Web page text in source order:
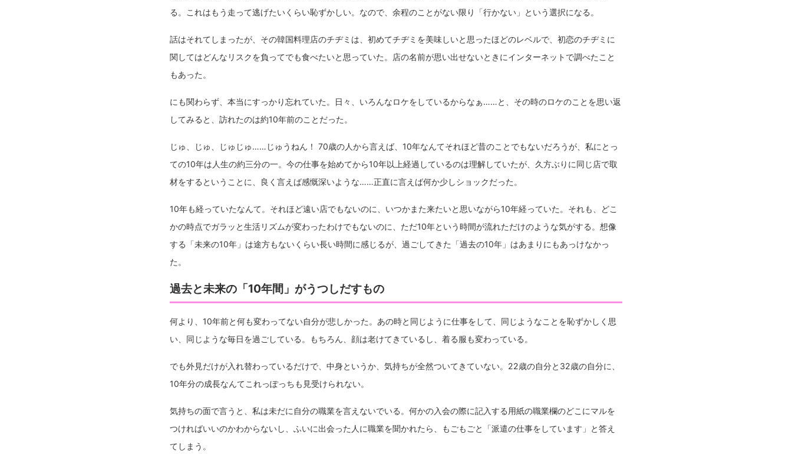
る。これはもう走って逃げたいくらい恥ずかしい。なので、余程のことがない限り「行かない」という選択になる。
話はそれてしまったが、その韓国料理店のチヂミは、初めてチヂミを美味しいと思ったほどのレベルで、初恋のチヂミに
関してはどんなリスクを負ってでも食べたいと思っていた。店の名前が思い出せないときにインターネットで調べたこと
もあった。
にも関わらず、本当にすっかり忘れていた。日々、いろんなロケをしているからなぁ……と、その時のロケのことを思い返
してみると、訪れたのは約10年前のことだった。
じゅ、じゅ、じゅじゅ……じゅうねん！ 70歳の人から言えば、10年なんてそれほど昔のことでもないだろうが、私にとっ
ての10年は人生の約三分の一。今の仕事を始めてから10年以上経過しているのは理解していたが、久方ぶりに同じ店で取
材をするということに、良く言えば感慨深いような……正直に言えば何か少しショックだった。
10年も経っていたなんて。それほど遠い店でもないのに、いつかまた来たいと思いながら10年経っていた。それも、どこ
かの時点でガラッと生活リズムが変わったわけでもないのに、ただ10年という時間が流れただけのような気がする。想像
する「未来の10年」は途方もないくらい長い時間に感じるが、過ごしてきた「過去の10年」はあまりにもあっけなかっ
た。
過去と未来の「10年間」がうつしだすもの
何より、10年前と何も変わってない自分が悲しかった。あの時と同じように仕事をして、同じようなことを恥ずかしく思
い、同じような毎日を過ごしている。もちろん、顔は老けてきているし、着る服も変わっている。
でも外見だけが入れ替わっているだけで、中身というか、気持ちが全然ついてきていない。22歳の自分と32歳の自分に、
10年分の成長なんてこれっぽっちも見受けられない。
気持ちの面で言うと、私は未だに自分の職業を言えないでいる。何かの入会の際に記入する用紙の職業欄のどこにマルを
つければいいのかわからないし、ふいに出会った人に職業を聞かれたら、もごもごと「派遣の仕事をしています」と答え
てしまう。